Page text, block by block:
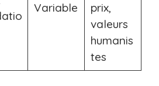
Variable
prix,
valeurs
humanis
tes